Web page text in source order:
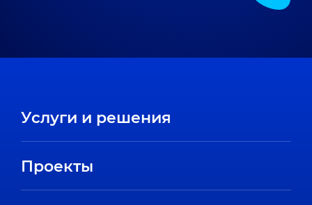
Услуги и решения
Проекты